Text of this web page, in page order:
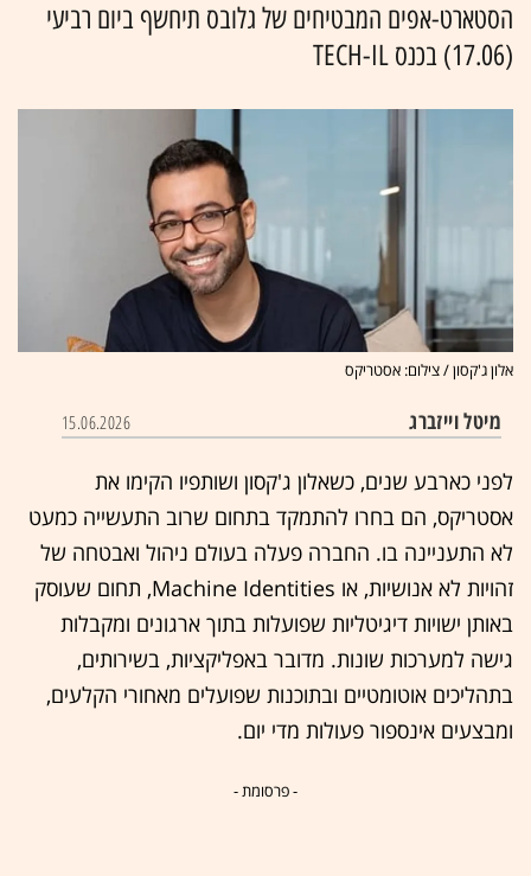
הסטארט-אפים המבטיחים של גלובס תיחשף ביום רביעי
(17.06) בכנס TECH-IL
אלון ג'קסון / צילום: אסטריקס
מיטל וייזברג 15.06.2026
לפני כארבע שנים, כשאלון ג'קסון ושותפיו הקימו את
אסטריקס, הם בחרו להתמקד בתחום שרוב התעשייה כמעט
לא התעניינה בו. החברה פעלה בעולם ניהול ואבטחה של
זהויות לא אנושיות, או Machine Identities, תחום שעוסק
באותן ישויות דיגיטליות שפועלות בתוך ארגונים ומקבלות
גישה למערכות שונות. מדובר באפליקציות, בשירותים,
בתהליכים אוטומטיים ובתוכנות שפועלים מאחורי הקלעים,
ומבצעים אינספור פעולות מדי יום.
- פרסומת -